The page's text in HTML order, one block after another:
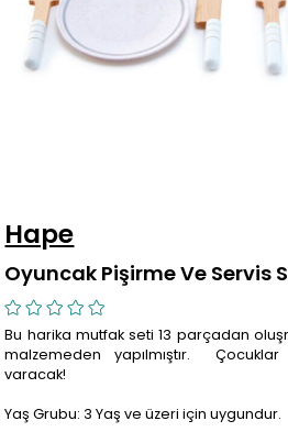
Hape
Oyuncak Pişirme Ve Servis
Bu harika mutfak seti 13 parçadan
malzemeden yapılmıştır.
varacak!
Yaş Grubu: 3 Yaş ve üzeri için uygundur.